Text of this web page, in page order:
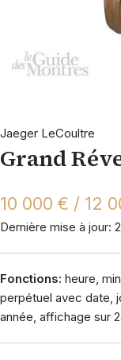
Jaeger LeCoultre
Grand
10 000 € / 12
Dernière mise à jour:
Fonctions: heure,
perpétuel avec date,
année, affichage sur